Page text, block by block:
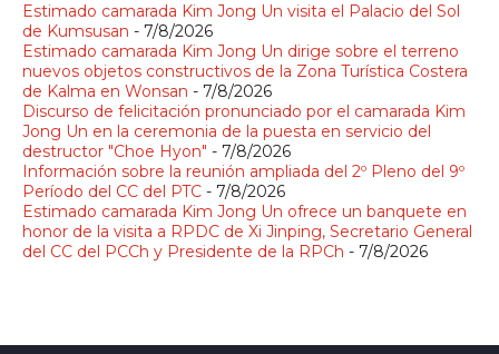
Estimado camarada Kim Jong Un visita el Palacio del Sol
de Kumsusan - 7/8/2026
Estimado camarada Kim Jong Un dirige sobre el terreno
nuevos objetos constructivos de la Zona Turística Costera
de Kalma en Wonsan - 7/8/2026
Discurso de felicitación pronunciado por el camarada Kim
Jong Un en la ceremonia de la puesta en servicio del
destructor "Choe Hyon" - 7/8/2026
Información sobre la reunión ampliada del 2º Pleno del 9º
Período del CC del PTC - 7/8/2026
Estimado camarada Kim Jong Un ofrece un banquete en
honor de la visita a RPDC de Xi Jinping, Secretario General
del CC del PCCh y Presidente de la RPCh - 7/8/2026